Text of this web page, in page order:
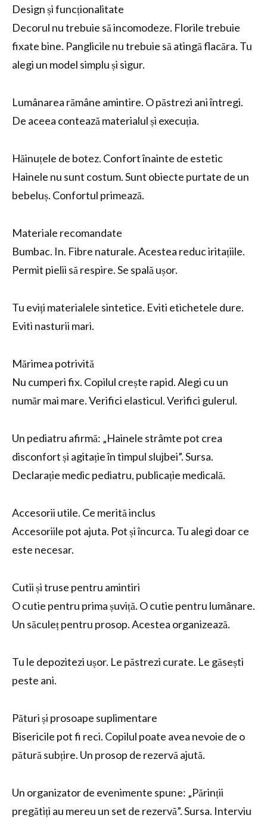
Design și funcționalitate
Decorul nu trebuie să incomodeze. Florile trebuie
fixate bine. Panglicile nu trebuie să atingă flacăra. Tu
alegi un model simplu și sigur.
Lumânarea rămâne amintire. O păstrezi ani întregi.
De aceea contează materialul și execuția.
Hăinuțele de botez. Confort înainte de estetic
Hainele nu sunt costum. Sunt obiecte purtate de un
bebeluș. Confortul primează.
Materiale recomandate
Bumbac. In. Fibre naturale. Acestea reduc iritațiile.
Permit pielii să respire. Se spală ușor.
Tu eviți materialele sintetice. Eviti etichetele dure.
Eviti nasturii mari.
Mărimea potrivită
Nu cumperi fix. Copilul crește rapid. Alegi cu un
număr mai mare. Verifici elasticul. Verifici gulerul.
Un pediatru afirmă: „Hainele strâmte pot crea
disconfort și agitație în timpul slujbei”. Sursa.
Declarație medic pediatru, publicație medicală.
Accesorii utile. Ce merită inclus
Accesoriile pot ajuta. Pot și încurca. Tu alegi doar ce
este necesar.
Cutii și truse pentru amintiri
O cutie pentru prima șuviță. O cutie pentru lumânare.
Un săculeț pentru prosop. Acestea organizează.
Tu le depozitezi ușor. Le păstrezi curate. Le găsești
peste ani.
Pături și prosoape suplimentare
Bisericile pot fi reci. Copilul poate avea nevoie de o
pătură subțire. Un prosop de rezervă ajută.
Un organizator de evenimente spune: „Părinții
pregătiți au mereu un set de rezervă”. Sursa. Interviu